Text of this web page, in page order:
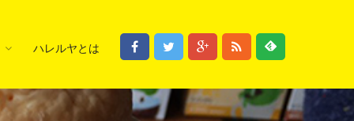
ハレルヤとは